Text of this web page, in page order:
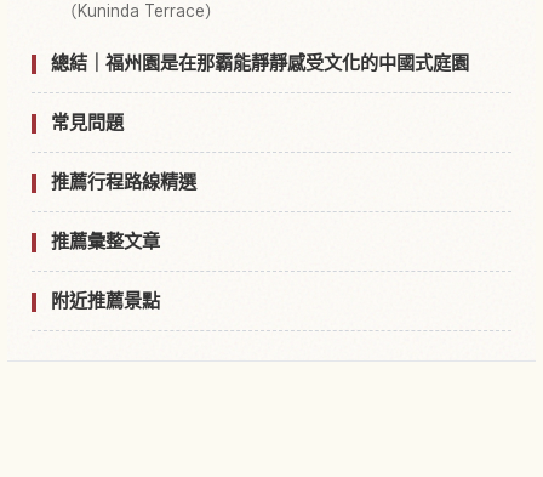
（Kuninda Terrace）
總結｜福州園是在那霸能靜靜感受文化的中國式庭園
常見問題
推薦行程路線精選
推薦彙整文章
附近推薦景點